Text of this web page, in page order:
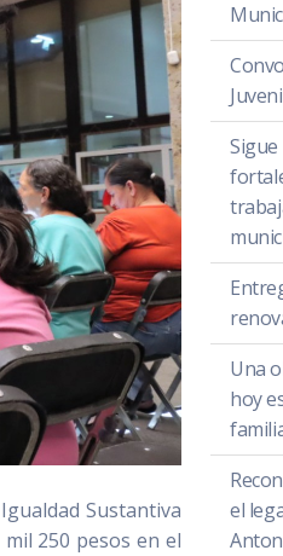
Sustantiva
250 pesos en el
Sigue
Una
hoy
el